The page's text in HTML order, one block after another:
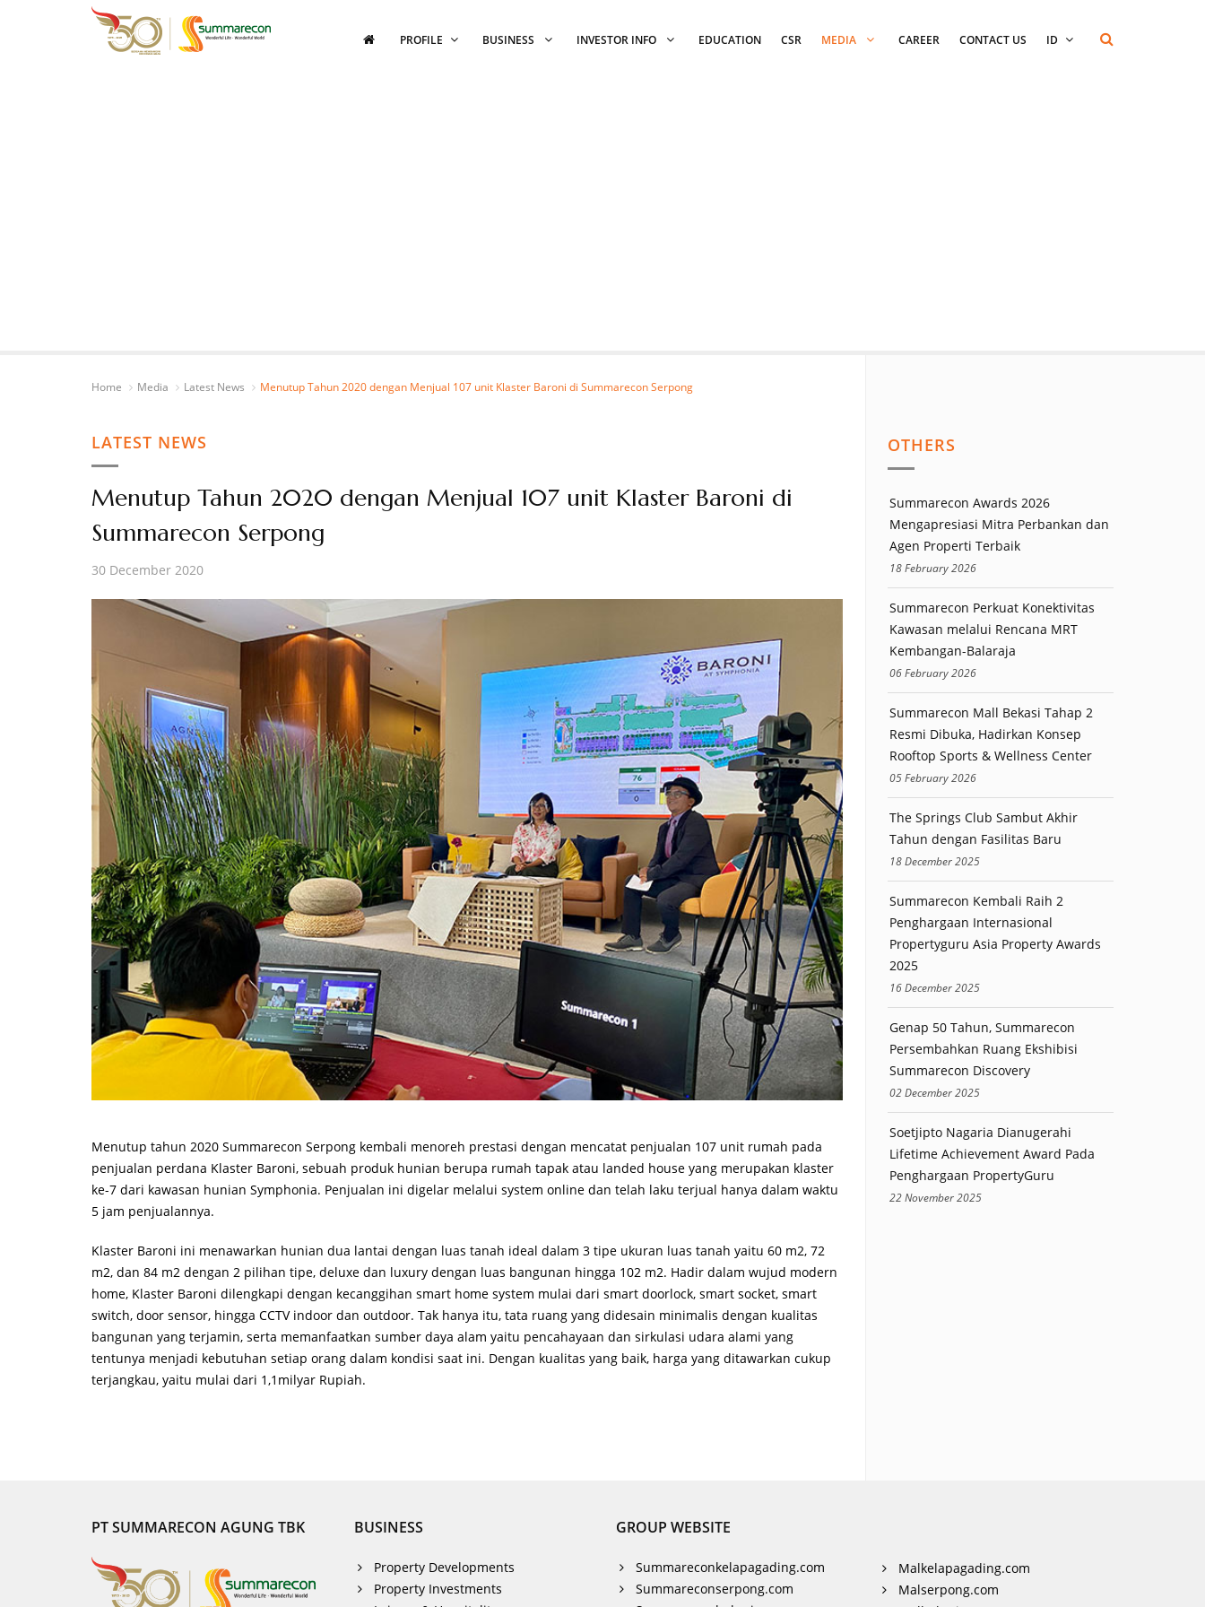
PROFILE BUSINESS INVESTOR INFO EDUCATION CSR MEDIA CAREER CONTACT US ID
Home Media Latest News Menutup Tahun 2020 dengan Menjual 107 unit Klaster Baroni di Summarecon Serpong
LATEST NEWS
Menutup Tahun 2020 dengan Menjual 107 unit Klaster Baroni di
Summarecon Serpong
30 December 2020
Menutup tahun 2020 Summarecon Serpong kembali menoreh prestasi dengan mencatat penjualan 107 unit rumah pada
penjualan perdana Klaster Baroni, sebuah produk hunian berupa rumah tapak atau landed house yang merupakan klaster
ke-7 dari kawasan hunian Symphonia. Penjualan ini digelar melalui system online dan telah laku terjual hanya dalam waktu
5 jam penjualannya.
Klaster Baroni ini menawarkan hunian dua lantai dengan luas tanah ideal dalam 3 tipe ukuran luas tanah yaitu 60 m2, 72
m2, dan 84 m2 dengan 2 pilihan tipe, deluxe dan luxury dengan luas bangunan hingga 102 m2. Hadir dalam wujud modern
home, Klaster Baroni dilengkapi dengan kecanggihan smart home system mulai dari smart doorlock, smart socket, smart
switch, door sensor, hingga CCTV indoor dan outdoor. Tak hanya itu, tata ruang yang didesain minimalis dengan kualitas
bangunan yang terjamin, serta memanfaatkan sumber daya alam yaitu pencahayaan dan sirkulasi udara alami yang
tentunya menjadi kebutuhan setiap orang dalam kondisi saat ini. Dengan kualitas yang baik, harga yang ditawarkan cukup
terjangkau, yaitu mulai dari 1,1milyar Rupiah.
OTHERS
Summarecon Awards 2026
Mengapresiasi Mitra Perbankan dan
Agen Properti Terbaik
18 February 2026
Summarecon Perkuat Konektivitas
Kawasan melalui Rencana MRT
Kembangan-Balaraja
06 February 2026
Summarecon Mall Bekasi Tahap 2
Resmi Dibuka, Hadirkan Konsep
Rooftop Sports & Wellness Center
05 February 2026
The Springs Club Sambut Akhir
Tahun dengan Fasilitas Baru
18 December 2025
Summarecon Kembali Raih 2
Penghargaan Internasional
Propertyguru Asia Property Awards
2025
16 December 2025
Genap 50 Tahun, Summarecon
Persembahkan Ruang Ekshibisi
Summarecon Discovery
02 December 2025
Soetjipto Nagaria Dianugerahi
Lifetime Achievement Award Pada
Penghargaan PropertyGuru
22 November 2025
PT SUMMARECON AGUNG TBK BUSINESS
Property Developments
Property Investments
GROUP WEBSITE
Summareconkelapagading.com
Summareconserpong.com
Malkelapagading.com
Malserpong.com